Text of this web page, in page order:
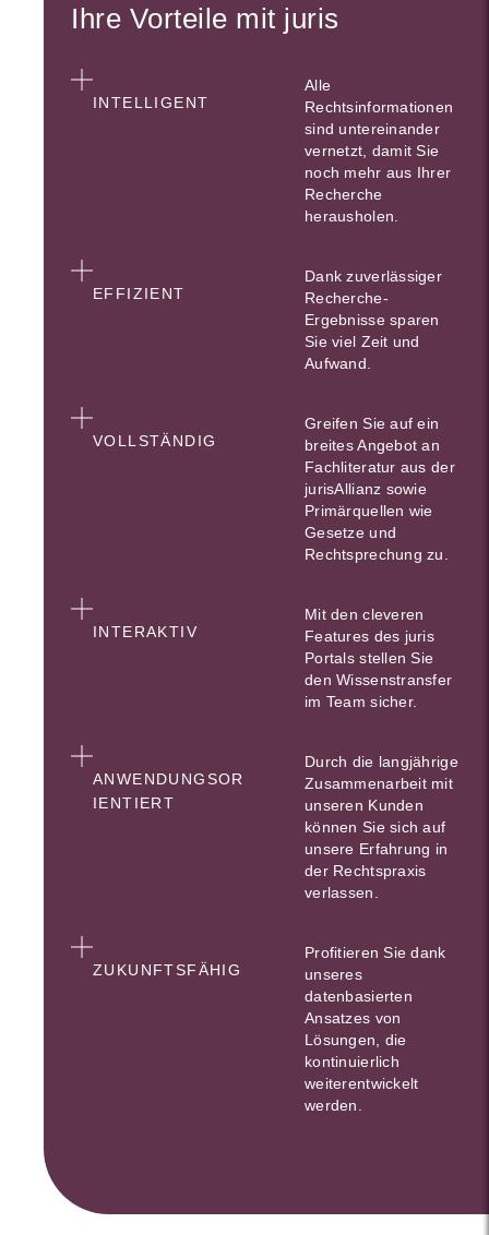
Ihre Vorteile mit juris
INTELLIGENT
Alle
Rechtsinformationen
sind untereinander
vernetzt, damit Sie
noch mehr aus Ihrer
Recherche
herausholen.
EFFIZIENT
Dank zuverlässiger
Recherche-
Ergebnisse sparen
Sie viel Zeit und
Aufwand.
VOLLSTÄNDIG
Greifen Sie auf ein
breites Angebot an
Fachliteratur aus der
jurisAllianz sowie
Primärquellen wie
Gesetze und
Rechtsprechung zu.
INTERAKTIV
Mit den cleveren
Features des juris
Portals stellen Sie
den Wissenstransfer
im Team sicher.
ANWENDUNGSOR
IENTIERT
Durch die langjährige
Zusammenarbeit mit
unseren Kunden
können Sie sich auf
unsere Erfahrung in
der Rechtspraxis
verlassen.
ZUKUNFTSFÄHIG
Profitieren Sie dank
unseres
datenbasierten
Ansatzes von
Lösungen, die
kontinuierlich
weiterentwickelt
werden.